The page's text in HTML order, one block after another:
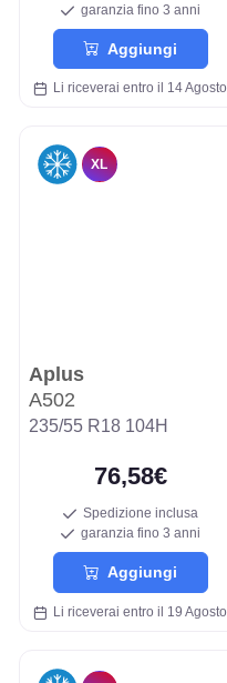
garanzia fino 3 anni
Aggiungi
Li riceverai entro il 14 Agosto
XL
Aplus
A502
235/55 R18 104H
76,58€
Spedizione inclusa
garanzia fino 3 anni
Aggiungi
Li riceverai entro il 19 Agosto